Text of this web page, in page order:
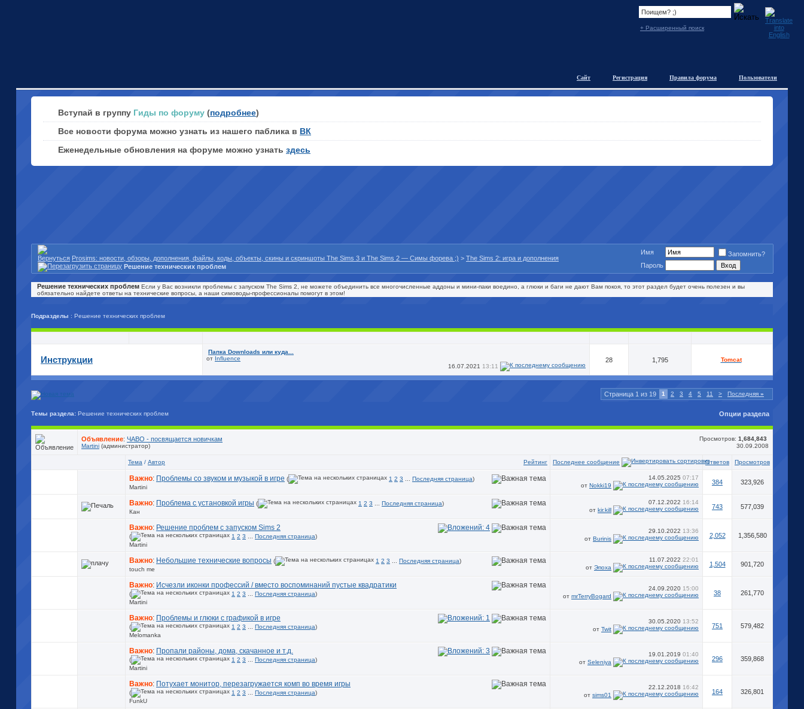
+ Расширенный поиск
Пользователи
Правила форума
Регистрация
Сайт
Вступай в группу Гиды по форуму (подробнее)
Все новости форума можно узнать из нашего паблика в ВК
Еженедельные обновления на форуме можно узнать здесь
Prosims: новости, обзоры, дополнения, файлы, коды, объекты, скины и скриншоты The Sims 3 и The Sims 2 — Симы форева ;) > The Sims 2: игра и дополнения
Решение технических проблем
Имя
Запомнить?
Пароль
Решение технических проблем Если у Вас возникли проблемы с запуском The Sims 2, не можете объединить все многочисленные аддоны и мини-паки воедино, а глюки и баги не дают Вам покоя, то этот раздел будет очень полезен и вы
обязательно найдете ответы на технические вопросы, а наши симоводы-профессионалы помогут в этом!
Подразделы : Решение технических проблем
Инструкции
Папка Downloads или куда...
от Influence
16.07.2021 13:11
28 1,795 Tomcat
Страница 1 из 19 1 2 3 4 5 11 > Последняя »
Темы раздела: Решение технических проблем Опции раздела
Просмотров: 1,684,843
Объявление: ЧАВО - посвящается новичкам
30.09.2008
Martini (администратор)
Рейтинг
Тема / Автор Последнее сообщение Ответов Просмотров
Важно: Проблемы со звуком и музыкой в игре ( 1 2 3 Последняя страница)
Martini
14.05.2025 07:17
от Nokki19 384 323,926
Важно: Проблема с установкой игры ( 1 2 3 Последняя страница)
Кан
07.12.2022 16:14
от kir.kill 743 577,039
Важно: Решение проблем с запуском Sims 2
( 1 2 3 Последняя страница)
Martini
29.10.2022 13:36
от Burinis 2,052 1,356,580
Важно: Небольшие технические вопросы ( 1 2 3 Последняя страница)
touch me
11.07.2022 22:01
от Эпоха 1,504 901,720
Важно: Исчезли иконки профессий / вместо воспоминаний пустые квадратики
( 1 2 3 Последняя страница)
Martini
24.09.2020 15:00
от mrTerryBogard 38 261,770
Важно: Проблемы и глюки с графикой в игре
( 1 2 3 Последняя страница)
Melomanka
30.05.2020 13:52
от Twit 751 579,482
Важно: Пропали районы, дома, скачанное и т.д.
( 1 2 3 Последняя страница)
Martini
19.01.2019 01:40
от Seleniya 296 359,868
Важно: Потухает монитор, перезагружается комп во время игры
( 1 2 3 Последняя страница)
FunkU
22.12.2018 16:42
от sims01 164 326,801